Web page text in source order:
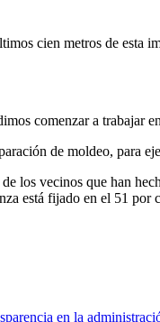
cien metros de esta
comenzar a
de moldeo, para
los vecinos que han
está fijado en el 51
en la